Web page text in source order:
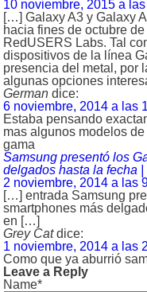
10 noviembre, 2015 a
[…] Galaxy A3 y Galaxy
hacia fines de octubre
RedUSERS Labs. Tal
dispositivos de la línea
presencia del metal, por
algunas opciones
German dice:
6 noviembre, 2014 a las
Estaba pensando
mas algunos modelos
gama
Samsung presentó los
delgados hasta la fecha
2 noviembre, 2014 a las
[…] entrada Samsung
smartphones más
en […]
Grey Cat dice:
1 noviembre, 2014 a las
Como que ya aburrió
Leave a Reply
Name*